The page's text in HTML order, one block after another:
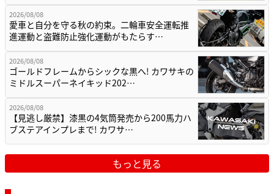
2026/08/08
愛車と自分を守る秋の約束。二輪車安全運転推
進運動と盗難防止強化運動がもたらす…
2026/08/08
ゴールドフレームからシックな黒へ! カワサキの
ミドルスーパーネイキッド202…
2026/08/08
【見逃し厳禁】漆黒の4気筒発売から200馬力ハ
ブステアインプレまで! カワサ…
もっと見る